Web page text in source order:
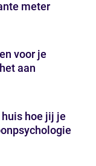
meter
voor je
aan
hoe jij je